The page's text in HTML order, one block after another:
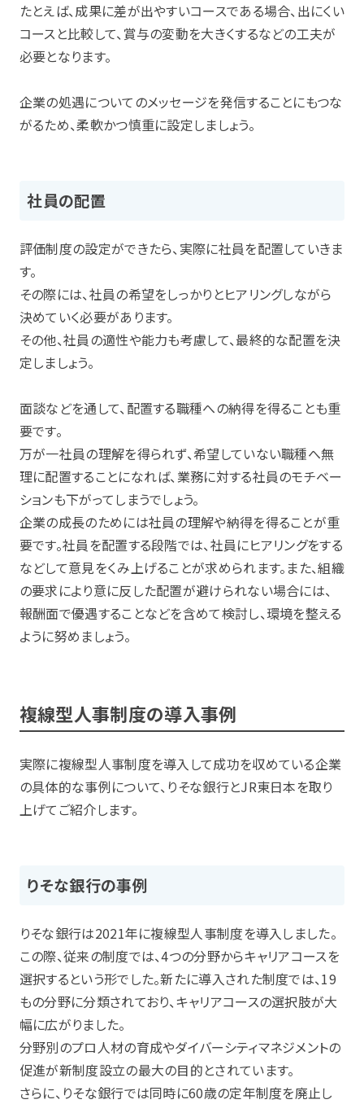
たとえば、成果に差が出やすいコースである場合、出にくい
コースと比較して、賞与の変動を大きくするなどの工夫が
必要となります。
企業の処遇についてのメッセージを発信することにもつな
がるため、柔軟かつ慎重に設定しましょう。
社員の配置
評価制度の設定ができたら、実際に社員を配置していきま
す。
その際には、社員の希望をしっかりとヒアリングしながら
決めていく必要があります。
その他、社員の適性や能力も考慮して、最終的な配置を決
定しましょう。
面談などを通して、配置する職種への納得を得ることも重
要です。
万が一社員の理解を得られず、希望していない職種へ無
理に配置することになれば、業務に対する社員のモチベー
ションも下がってしまうでしょう。
企業の成長のためには社員の理解や納得を得ることが重
要です。社員を配置する段階では、社員にヒアリングをする
などして意見をくみ上げることが求められます。また、組織
の要求により意に反した配置が避けられない場合には、
報酬面で優遇することなどを含めて検討し、環境を整える
ように努めましょう。
複線型人事制度の導入事例
実際に複線型人事制度を導入して成功を収めている企業
の具体的な事例について、りそな銀行とJR東日本を取り
上げてご紹介します。
りそな銀行の事例
りそな銀行は2021年に複線型人事制度を導入しました。
この際、従来の制度では、4つの分野からキャリアコースを
選択するという形でした。新たに導入された制度では、19
もの分野に分類されており、キャリアコースの選択肢が大
幅に広がりました。
分野別のプロ人材の育成やダイバーシティマネジメントの
促進が新制度設立の最大の目的とされています。
さらに、りそな銀行では同時に60歳の定年制度を廃止し